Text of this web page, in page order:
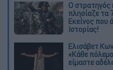
O στρατηγός
πλησίαζε τα
Εκείνος που
Ιστορίας!
Ελισάβετ
«Κάθε
είμαστε